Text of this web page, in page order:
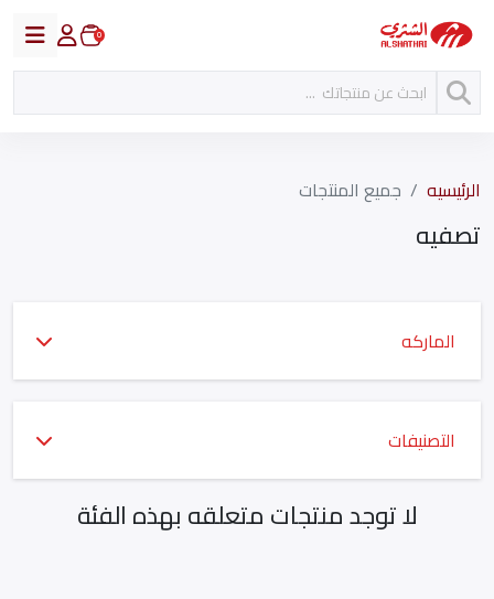
0
الرئيسيه جميع المنتجات
تصفيه
الماركه
التصنيفات
لا توجد منتجات متعلقه بهذه الفئة